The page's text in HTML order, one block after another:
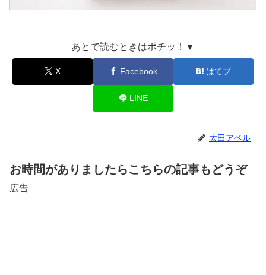
あとで読むときはポチッ！▼
X Facebook はてブ
LINE
太田アベル
お時間がありましたらこちらの記事もどうぞ
広告